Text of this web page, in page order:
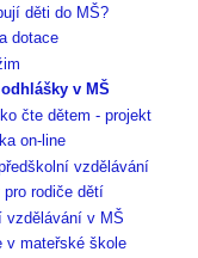
děti do MŠ?
dotace
v MŠ
čte dětem - projekt
on-line
vzdělávání
pro rodiče dětí
vzdělávání v MŠ
v mateřské škole